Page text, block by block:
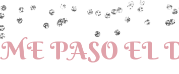
ME PASO EL